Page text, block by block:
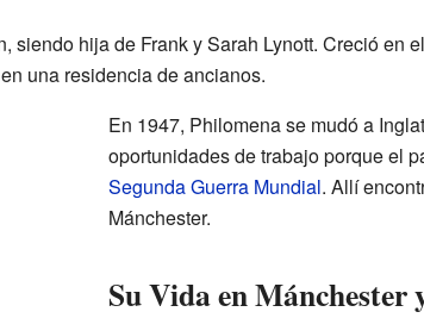
siendo hija de Frank y Sarah Lynott. Creció en
una residencia de ancianos.
En 1947, Philomena se mudó a
oportunidades de trabajo porque el
Segunda Guerra Mundial. Allí
Mánchester.
Su Vida en